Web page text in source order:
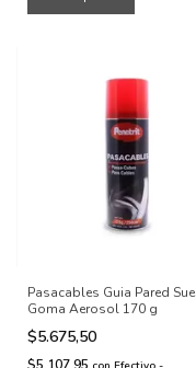
Pasacables Guia Pared
Goma Aerosol 170 g
$5.675,50